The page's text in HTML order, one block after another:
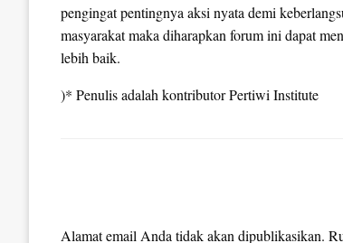
pengingat pentingnya aksi nyata demi
masyarakat maka diharapkan forum ini dapat
lebih baik.
)* Penulis adalah kontributor Pertiwi Institute
Alamat email Anda tidak akan dipublikasikan.